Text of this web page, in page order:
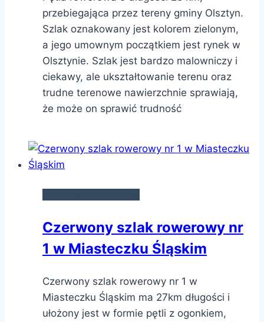
przebiegająca przez tereny gminy Olsztyn.
Szlak oznakowany jest kolorem zielonym,
a jego umownym początkiem jest rynek w
Olsztynie. Szlak jest bardzo malowniczy i
ciekawy, ale ukształtowanie terenu oraz
trudne terenowe nawierzchnie sprawiają,
że może on sprawić trudność
Czerwony szlak rowerowy nr
1 w Miasteczku Śląskim
Czerwony szlak rowerowy nr 1 w
Miasteczku Śląskim ma 27km długości i
ułożony jest w formie pętli z ogonkiem,